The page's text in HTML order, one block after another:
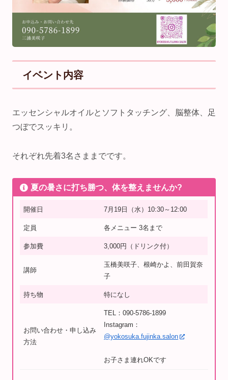
イベント内容
エッセンシャルオイルとソフトタッチング、脳整体、足
つぼでスッキリ。
それぞれ先着3名さままでです。
夏の暑さに打ち勝つ、体を整えませんか?
開催日 7月19日（水）10:30～12:00
定員 各メニュー 3名まで
参加費 3,000円（ドリンク付）
講師
玉橋美咲子、根崎かよ、前田賀奈
子
持ち物 特になし
お問い合わせ・申し込み
方法
TEL：090-5786-1899
Instagram：
@yokosuka.fujinka.salon
お子さま連れOKです